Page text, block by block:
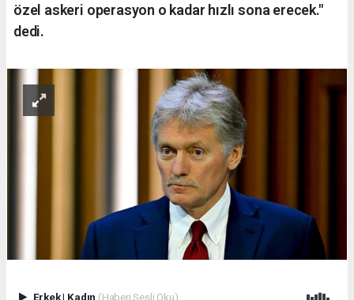
özel askeri operasyon o kadar hızlı sona erecek."
dedi.
Erkek| Kadın (Haberi Sesli Oku)